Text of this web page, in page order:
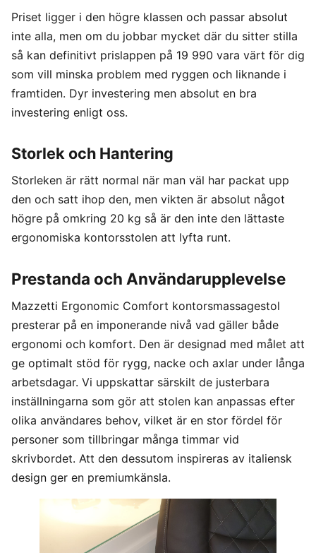
Priset ligger i den högre klassen och passar absolut
inte alla, men om du jobbar mycket där du sitter stilla
så kan definitivt prislappen på 19 990 vara värt för dig
som vill minska problem med ryggen och liknande i
framtiden. Dyr investering men absolut en bra
investering enligt oss.
Storlek och Hantering
Storleken är rätt normal när man väl har packat upp
den och satt ihop den, men vikten är absolut något
högre på omkring 20 kg så är den inte den lättaste
ergonomiska kontorsstolen att lyfta runt.
Prestanda och Användarupplevelse
Mazzetti Ergonomic Comfort kontorsmassagestol
presterar på en imponerande nivå vad gäller både
ergonomi och komfort. Den är designad med målet att
ge optimalt stöd för rygg, nacke och axlar under långa
arbetsdagar. Vi uppskattar särskilt de justerbara
inställningarna som gör att stolen kan anpassas efter
olika användares behov, vilket är en stor fördel för
personer som tillbringar många timmar vid
skrivbordet. Att den dessutom inspireras av italiensk
design ger en premiumkänsla.